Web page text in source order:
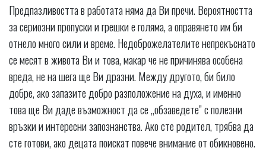
Предпазливостта в работата няма да Ви пречи. Вероятността
за сериозни пропуски и грешки е голяма, а оправянето им би
отнело много сили и време. Недоброжелателите непрекъснато
се месят в живота Ви и това, макар че не причинява особена
вреда, не на шега ще Ви дразни. Между другото, би било
добре, ако запазите добро разположение на духа, и именно
това ще Ви даде възможност да се „обзаведете” с полезни
връзки и интересни запознанства. Ако сте родител, трябва да
сте готови, ако децата поискат повече внимание от обикновено.